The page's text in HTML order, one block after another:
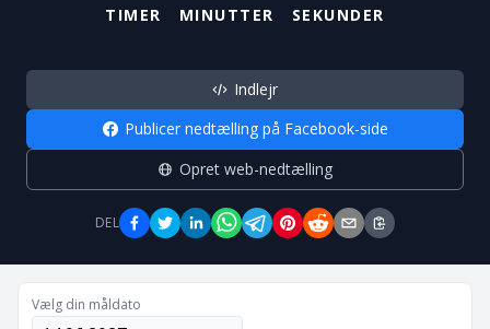
TIMER MINUTTER SEKUNDER
Indlejr
Publicer nedtælling på Facebook-side
Opret web-nedtælling
DEL
Vælg din måldato